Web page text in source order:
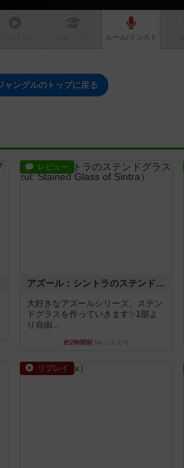
ルール/インスト
ャングルのトップに戻る
レビュー
アズール：シントラのステンドグラス
大好きなアズールシリーズ。ステン
ドグラスを作っていきます✨1部よ
り自由...
約2時間前by しんたろ
リプレイ